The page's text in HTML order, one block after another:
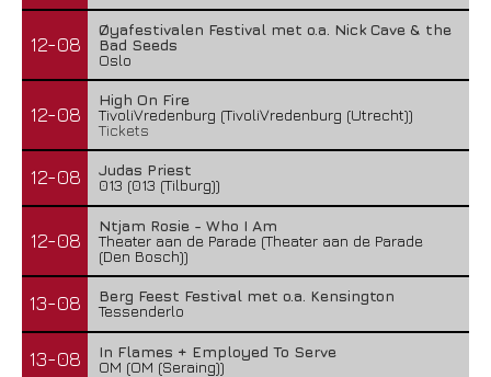
12-08
Øyafestivalen Festival met o.a. Nick Cave & the
Bad Seeds
Oslo
12-08
High On Fire
TivoliVredenburg (TivoliVredenburg (Utrecht))
Tickets
12-08
Judas Priest
013 (013 (Tilburg))
12-08
Ntjam Rosie - Who I Am
Theater aan de Parade (Theater aan de Parade
(Den Bosch))
13-08
Berg Feest Festival met o.a. Kensington
Tessenderlo
13-08
In Flames + Employed To Serve
OM (OM (Seraing))